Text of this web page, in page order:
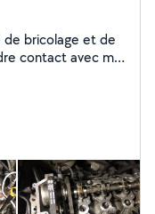
de bricolage et de
contact avec moi
je préfère que
merci.